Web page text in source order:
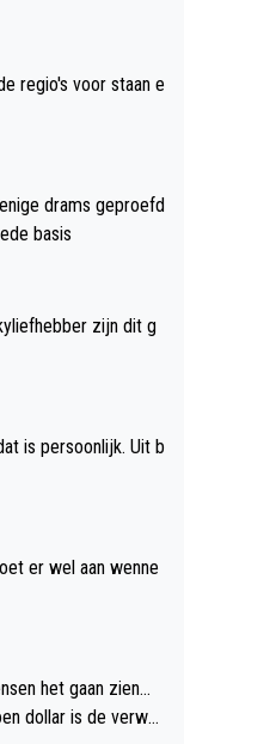
regio's voor staan e
drams geproefd
basis
zijn dit g
is persoonlijk. Uit b
er wel aan wenne
het gaan zien...
dollar is de verwa